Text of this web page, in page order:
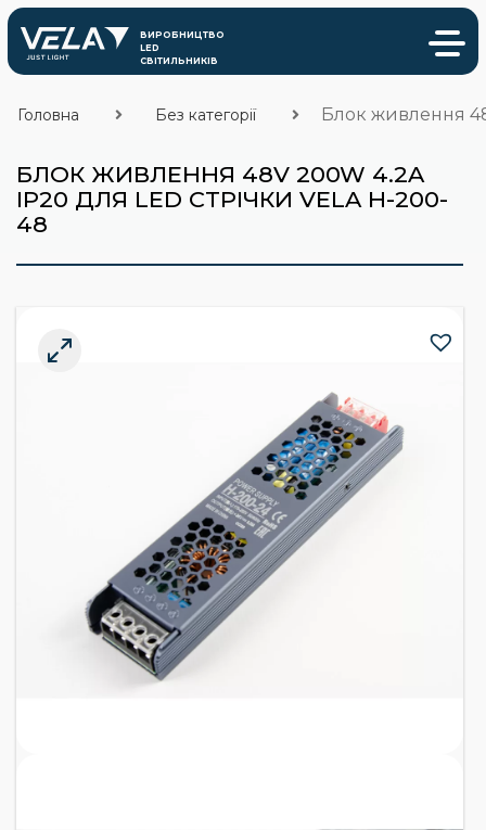
БЛОК ЖИВЛЕННЯ 48V 200W 4.2A
IP20 ДЛЯ LED СТРІЧКИ VELA H-200-
48
Головна Без категорії Блок живлення